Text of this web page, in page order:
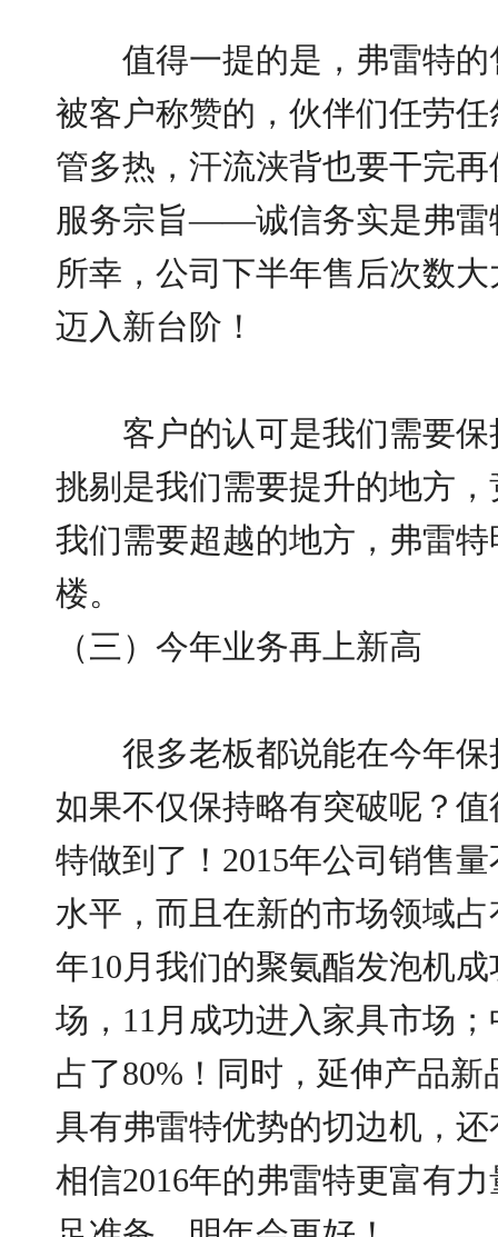
值得一提的是，弗雷特的
被客户称赞的，伙伴们任劳
管多热，汗流浃背也要干完
服务宗旨——诚信务实是弗雷
所幸，公司下半年售后次数
迈入新台阶！
客户的认可是我们需要保
挑剔是我们需要提升的地方
我们需要超越的地方，弗雷
楼。
（三）今年业务再上新高
很多老板都说能在今年保
如果不仅保持略有突破呢？
特做到了！2015年公司销售
水平，而且在新的市场领域
年10月我们的聚氨酯发泡机
场，11月成功进入家具市场
占了80%！同时，延伸产品
具有弗雷特优势的切边机，
相信2016年的弗雷特更富有